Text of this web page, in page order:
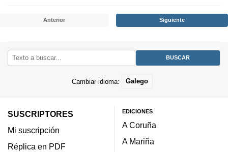
Anterior Siguiente
Cambiar idioma: Galego
SUSCRIPTORES
Mi suscripción
Réplica en PDF
EDICIONES
A Coruña
A Mariña